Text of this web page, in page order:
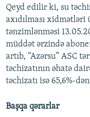
Qeyd edilir ki, su
axıdılması
tənzimlənməsi
müddət ərzində
artıb, “Azərsu” ASC
təchizatının əhatə
təchizatı isə 65,6%-
Başqa qərarlar